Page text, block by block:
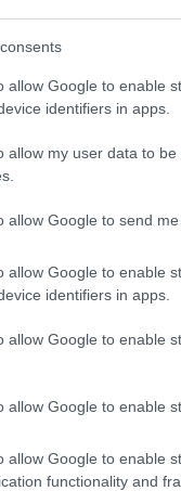
allow Google to enable
identifiers in apps.
allow my user data to
allow Google to send
allow Google to enable
identifiers in apps.
allow Google to enable
allow Google to enable
allow Google to enable
functionality and